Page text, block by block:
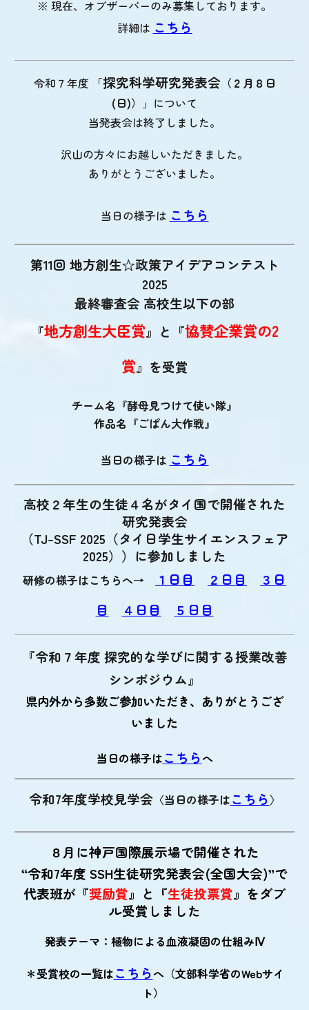
※ 現在、オブザーバーのみ募集しております。
詳細は こちら
令和７年度 「探究科学研究発表会（２月８日
(日)） 」について
当発表会は終了しました。
沢山の方々にお越しいただきました。
ありがとうございました。
当日の様子は こちら
第11回 地方創生☆政策アイデアコンテスト
2025
最終審査会 高校生以下の部
『地方創生大臣賞』と『協賛企業賞の2
賞』を受賞
チーム名『酵母見つけて使い隊』
作品名『ごぱん大作戦』
当日の様子は こちら
高校２年生の生徒４名がタイ国で開催された
研究発表会
（TJ-SSF 2025 （タイ 日学生サイエンスフェア
2025）） に参加しました
研修の様子はこちらへ→ １日目 ２日目
３日
目
４日目 ５日目
『令和７年度 探究的な学びに関する授業改善
シンポジウム』
県内外から多数ご参加いただき、ありがとうござ
いました
当日の様子はこちらへ
令和7年度学校見学会〈当日の様子はこちら〉
８月に神戸国際展示場で開催された
“令和7年度 SSH生徒研究発表会(全国大会)”で
代表班が『奨励賞』と『生徒投票賞』をダブ
ル受賞しました
発表テーマ：植物による血液凝固の仕組みⅣ
＊受賞校の一覧はこちらへ（文部科学省のWebサイ
ト）